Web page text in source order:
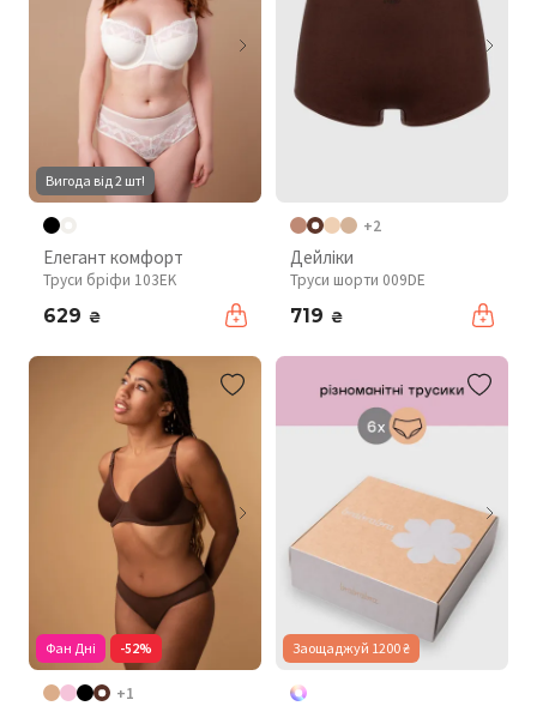
Вигода від 2 шт!
Елегант комфорт
Труси бріфи 103EK
629 ₴
+2
Дейліки
Труси шорти 009DE
719 ₴
Фан Дні -52%
+1
Заощаджуй 1200 ₴